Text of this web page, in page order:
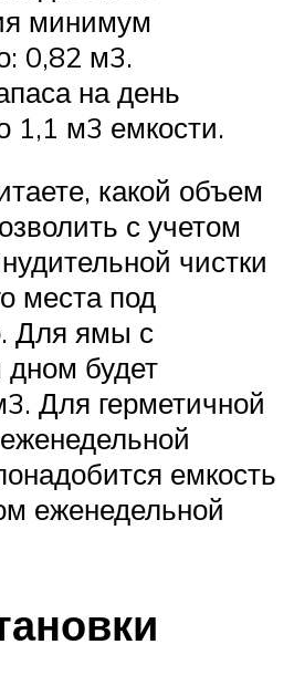
минимум
0,82 м3.
на день
1,1 м3 емкости.
какой объем
с учетом
чистки
места под
Для ямы с
будет
Для герметичной
емкость
еженедельной